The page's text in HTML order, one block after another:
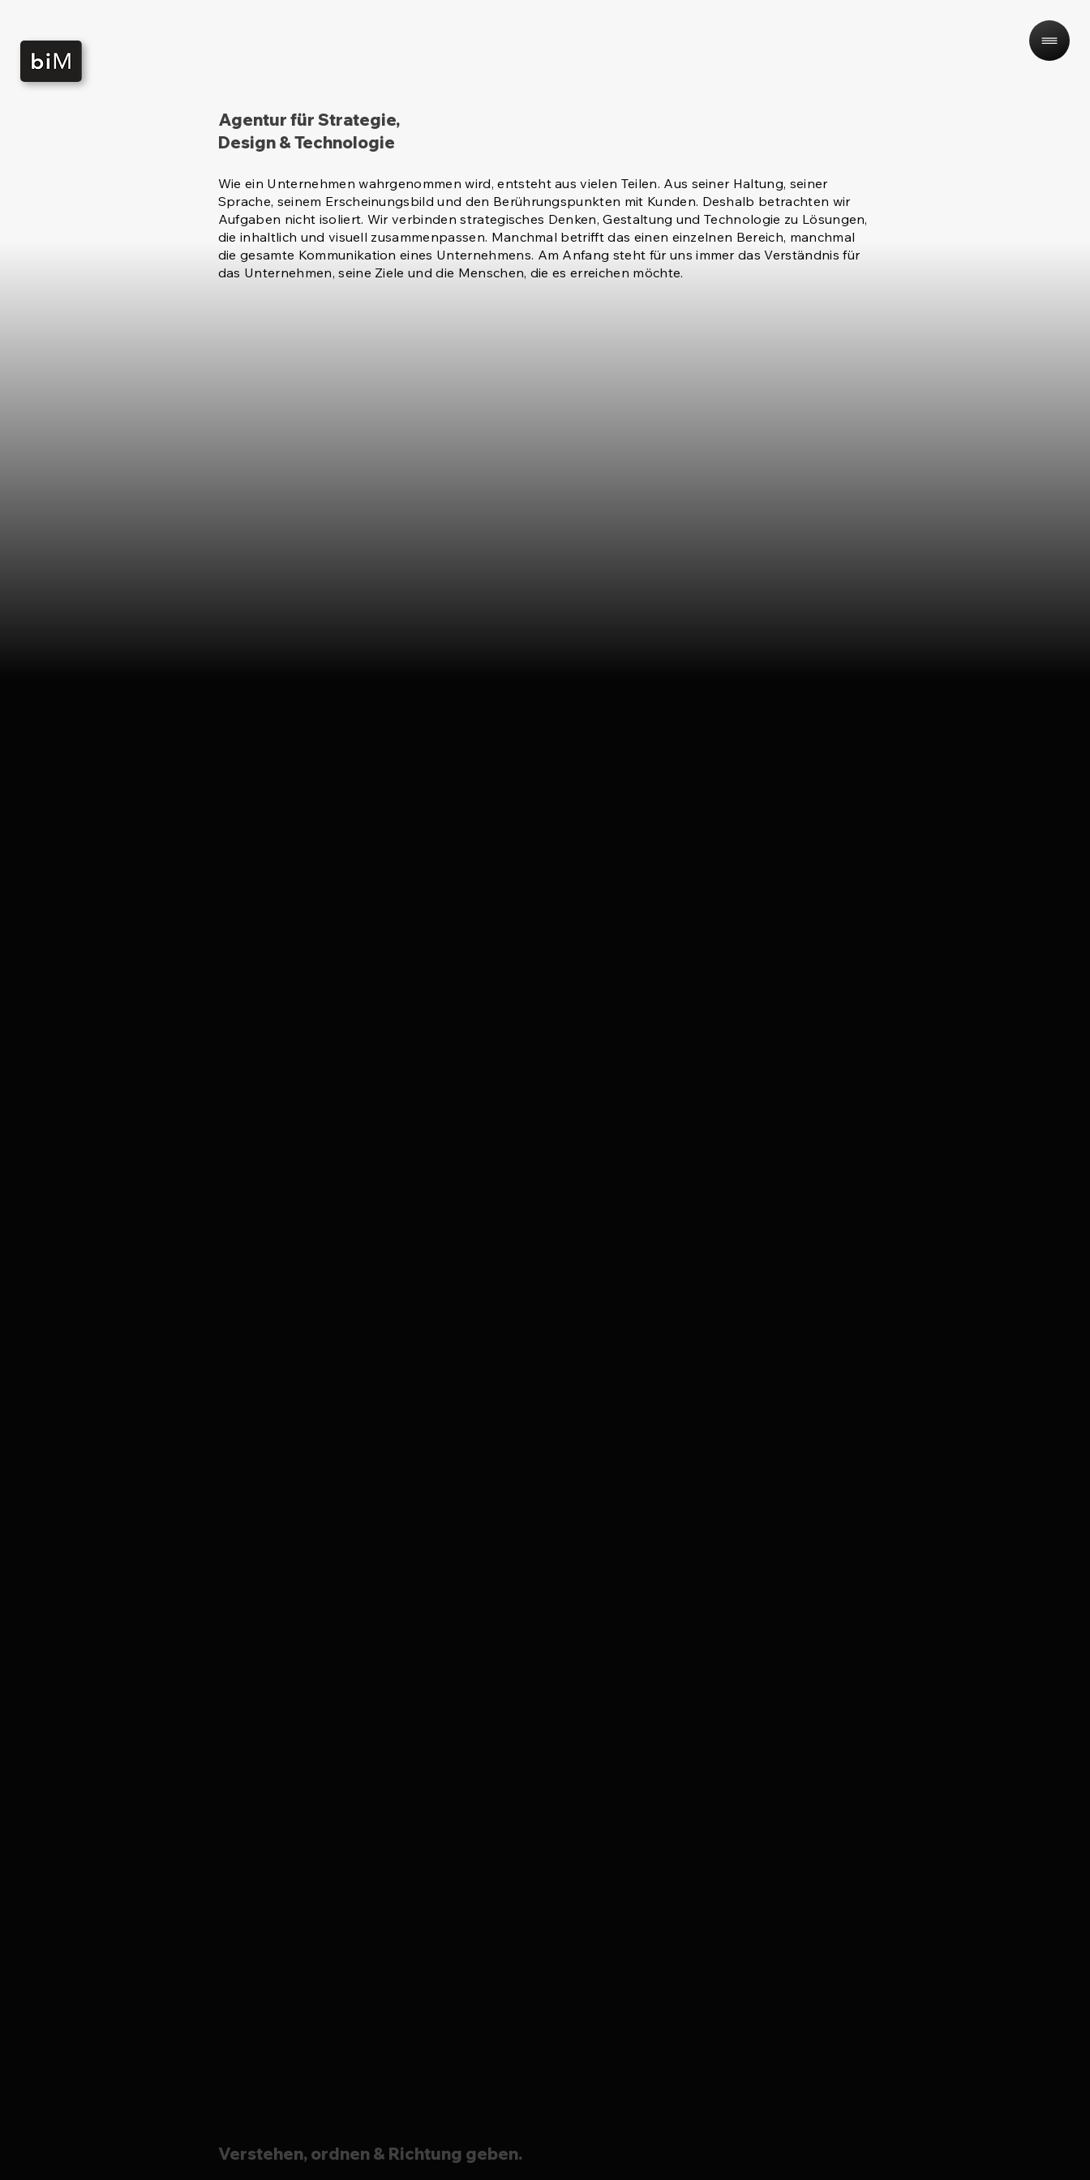
Agentur für Strategie,
Design & Technologie
Wie ein Unternehmen wahrgenommen wird, entsteht aus vielen Teilen. Aus seiner Haltung, seiner
Sprache, seinem Erscheinungsbild und den Berührungspunkten mit Kunden. Deshalb betrachten wir
Aufgaben nicht isoliert. Wir verbinden strategisches Denken, Gestaltung und Technologie zu Lösungen,
die inhaltlich und visuell zusammenpassen. Manchmal betrifft das einen einzelnen Bereich, manchmal
die gesamte Kommunikation eines Unternehmens. Am Anfang steht für uns immer das Verständnis für
das Unternehmen, seine Ziele und die Menschen, die es erreichen möchte.
Verstehen, ordnen & Richtung geben.